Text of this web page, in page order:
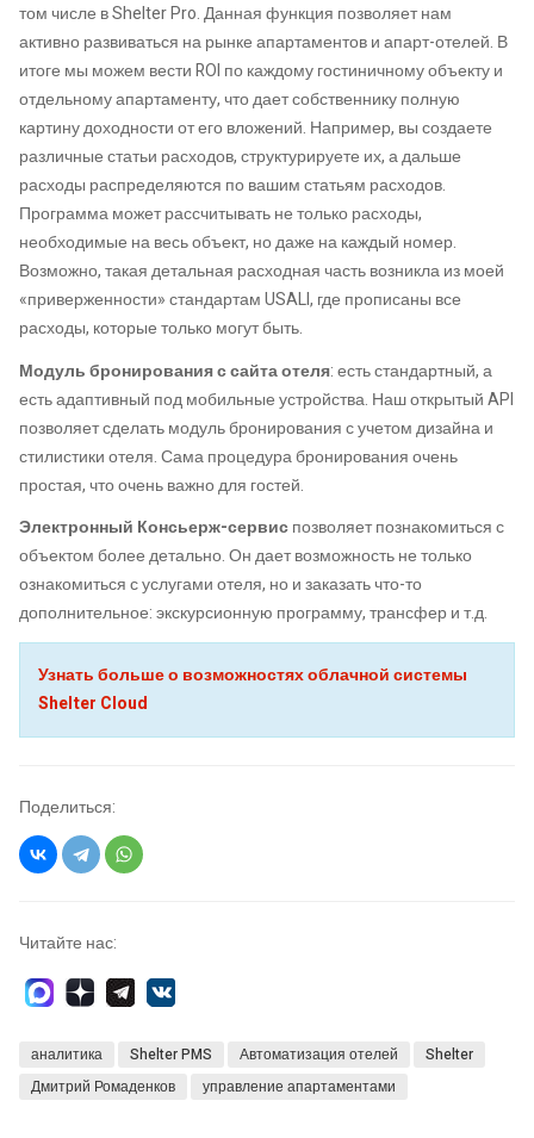
том числе в Shelter Pro. Данная функция позволяет нам
активно развиваться на рынке апартаментов и апарт-отелей. В
итоге мы можем вести ROI по каждому гостиничному объекту и
отдельному апартаменту, что дает собственнику полную
картину доходности от его вложений. Например, вы создаете
различные статьи расходов, структурируете их, а дальше
расходы распределяются по вашим статьям расходов.
Программа может рассчитывать не только расходы,
необходимые на весь объект, но даже на каждый номер.
Возможно, такая детальная расходная часть возникла из моей
«приверженности» стандартам USALI, где прописаны все
расходы, которые только могут быть.
Модуль бронирования с сайта отеля: есть стандартный, а
есть адаптивный под мобильные устройства. Наш открытый API
позволяет сделать модуль бронирования с учетом дизайна и
стилистики отеля. Сама процедура бронирования очень
простая, что очень важно для гостей.
Электронный Консьерж-сервиспозволяет познакомиться с
объектом более детально. Он дает возможность не только
ознакомиться с услугами отеля, но и заказать что-то
дополнительное: экскурсионную программу, трансфер и т.д.
Узнать больше о возможностях облачной системы
Shelter Cloud
Поделиться:
Читайте нас:
аналитика Shelter PMS Автоматизация отелей
Shelter
Дмитрий Ромаденков
управление апартаментами